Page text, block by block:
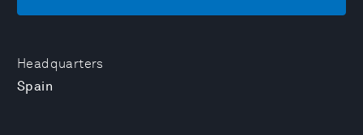
Headquarters
Spain